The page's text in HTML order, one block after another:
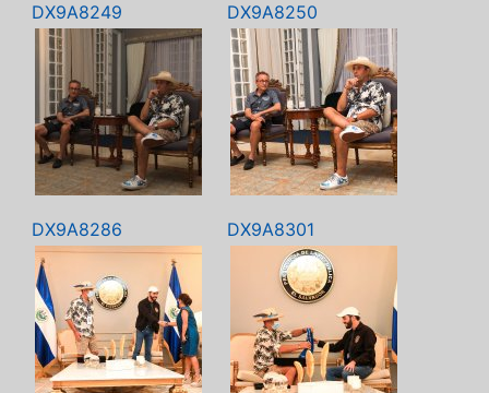
DX9A8249 DX9A8250
DX9A8286 DX9A8301